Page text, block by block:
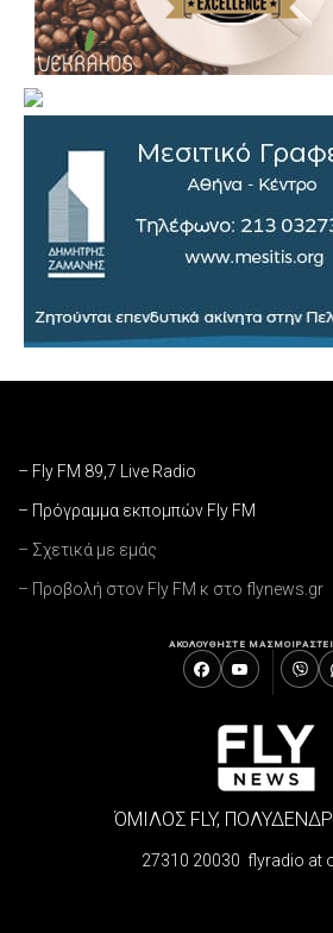
– Fly FM 89,7 Live Radio
– Πρόγραμμα εκπομπών Fly FM
– Σχετικά με εμάς
– Προβολή στον Fly FM κ στο flynews.gr
ΑΚΟΛΟΥΘΗΣΤΕ ΜΑΣ
ΌΜΙΛΟΣ FLY,
27310 20030 flyradio at